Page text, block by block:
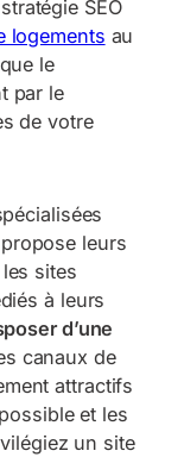
SEO
logements au
le
par le
de votre
leurs
sites
à leurs
d’une
canaux de
attractifs
et les
un site